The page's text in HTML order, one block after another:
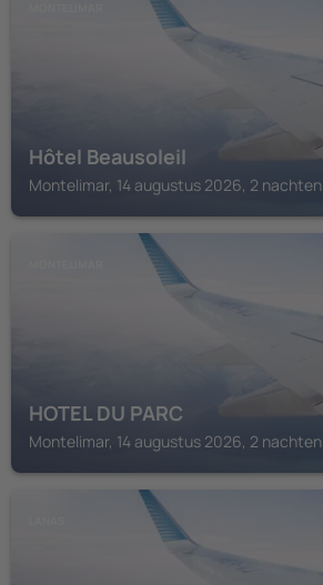
Hôtel Beausoleil
Montelimar, 14 augustus 2026, 2 nachten
HOTEL DU PARC
Montelimar, 14 augustus 2026, 2 nachten